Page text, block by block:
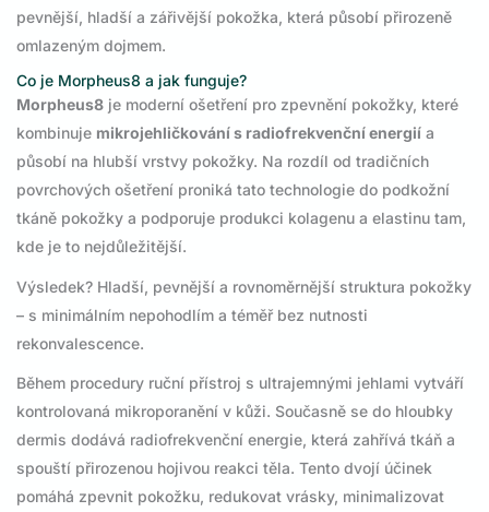
pevnější, hladší a zářivější pokožka, která působí přirozeně
omlazeným dojmem.
Co je Morpheus8 a jak funguje?
Morpheus8 je moderní ošetření pro zpevnění pokožky, které
kombinuje mikrojehličkování s radiofrekvenční energií a
působí na hlubší vrstvy pokožky. Na rozdíl od tradičních
povrchových ošetření proniká tato technologie do podkožní
tkáně pokožky a podporuje produkci kolagenu a elastinu tam,
kde je to nejdůležitější.
Výsledek? Hladší, pevnější a rovnoměrnější struktura pokožky
– s minimálním nepohodlím a téměř bez nutnosti
rekonvalescence.
Během procedury ruční přístroj s ultrajemnými jehlami vytváří
kontrolovaná mikroporanění v kůži. Současně se do hloubky
dermis dodává radiofrekvenční energie, která zahřívá tkáň a
spouští přirozenou hojivou reakci těla. Tento dvojí účinek
pomáhá zpevnit pokožku, redukovat vrásky, minimalizovat